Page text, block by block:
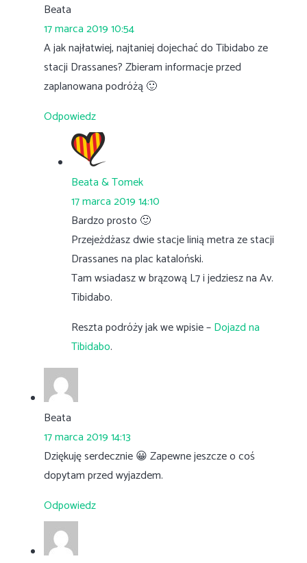
Beata
17 marca 2019 10:54
A jak najłatwiej, najtaniej dojechać do Tibidabo ze
stacji Drassanes? Zbieram informacje przed
zaplanowana podróżą 🙂
Odpowiedz
Beata & Tomek
17 marca 2019 14:10
Bardzo prosto 🙂
Przejeżdżasz dwie stacje linią metra ze stacji
Drassanes na plac kataloński.
Tam wsiadasz w brązową L7 i jedziesz na Av.
Tibidabo.
Reszta podróży jak we wpisie –Dojazd na
Tibidabo.
Beata
17 marca 2019 14:13
Dziękuję serdecznie 😀 Zapewne jeszcze o coś
dopytam przed wyjazdem.
Odpowiedz